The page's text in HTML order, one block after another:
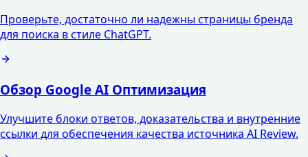
Проверьте, достаточно ли надежны страницы бренда
для поиска в стиле ChatGPT.
Обзор Google AI Оптимизация
Улучшите блоки ответов, доказательства и внутренние
ссылки для обеспечения качества источника AI Review.